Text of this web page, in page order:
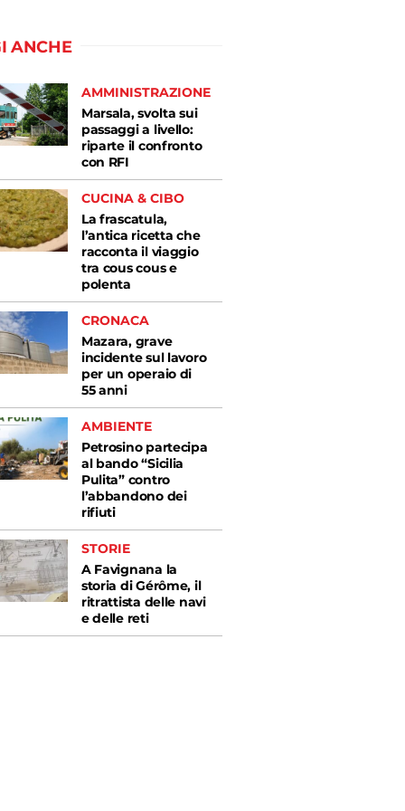
ANCHE
AMMINISTRAZIONE
Marsala, svolta sui
passaggi a livello:
riparte il confronto
con RFI
CUCINA & CIBO
La frascatula,
l’antica ricetta che
racconta il viaggio
tra cous cous e
polenta
CRONACA
Mazara, grave
incidente sul lavoro
per un operaio di
55 anni
AMBIENTE
Petrosino partecipa
al bando “Sicilia
Pulita” contro
l’abbandono dei
rifiuti
STORIE
A Favignana la
storia di Gérôme, il
ritrattista delle navi
e delle reti